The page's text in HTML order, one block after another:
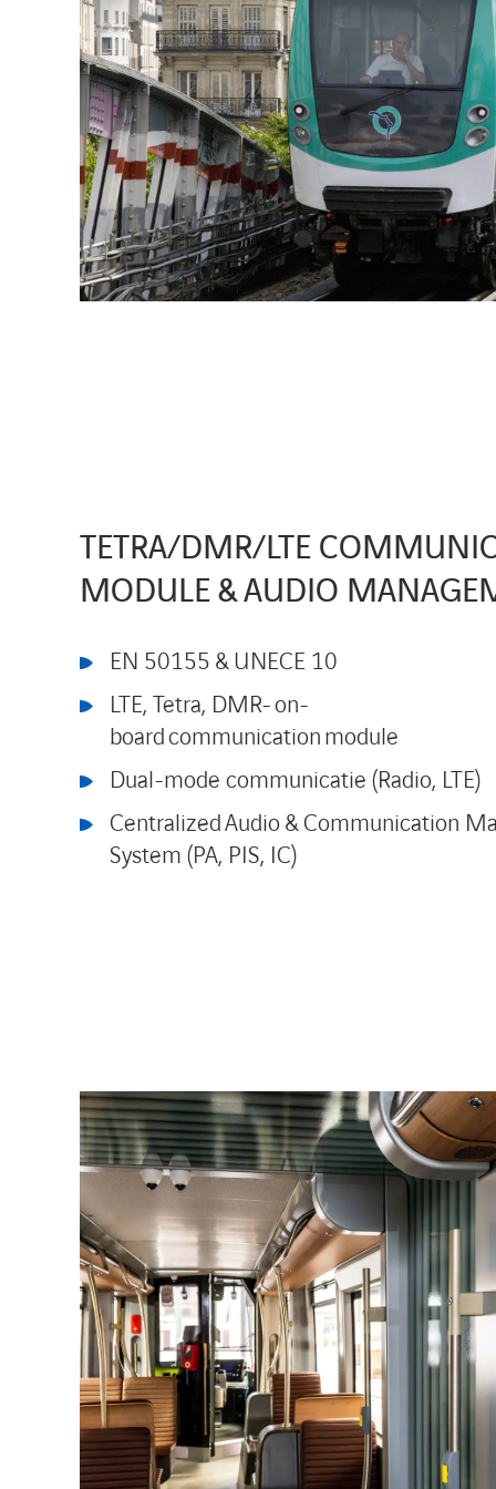
TETRA/DMR/LTE
MODULE & AUDIO
EN 50155 & UNECE 10
LTE, Tetra, DMR-on-
boardcommunicationmodule
Dual-mode communicatie (Radio, LTE)
CentralizedAudio & Communication
System (PA, PIS, IC)